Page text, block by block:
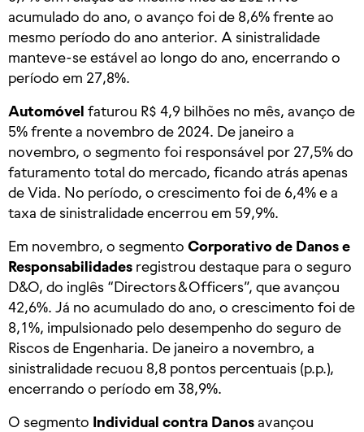
acumulado do ano, o avanço foi de 8,6% frente ao
mesmo período do ano anterior. A sinistralidade
manteve-se estável ao longo do ano, encerrando o
período em 27,8%.
Automóvel faturou R$ 4,9 bilhões no mês, avanço de
5% frente a novembro de 2024. De janeiro a
novembro, o segmento foi responsável por 27,5% do
faturamento total do mercado, ficando atrás apenas
de Vida. No período, o crescimento foi de 6,4% e a
taxa de sinistralidade encerrou em 59,9%.
Em novembro, o segmento Corporativo de Danos e
Responsabilidades registrou destaque para o seguro
D&O, do inglês “Directors & Officers”, que avançou
42,6%. Já no acumulado do ano, o crescimento foi de
8,1%, impulsionado pelo desempenho do seguro de
Riscos de Engenharia. De janeiro a novembro, a
sinistralidade recuou 8,8 pontos percentuais (p.p.),
encerrando o período em 38,9%.
O segmento Individual contra Danosavançou